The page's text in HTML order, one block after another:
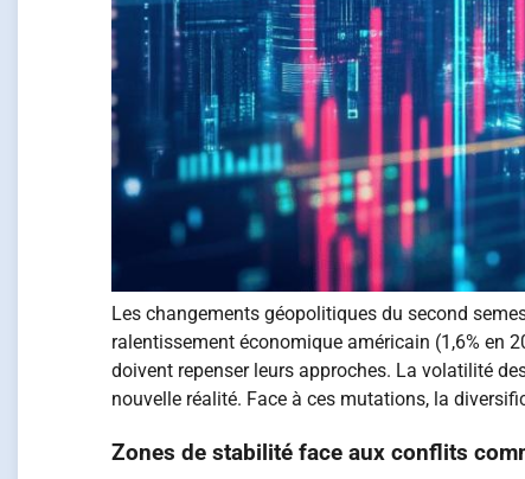
Les changements géopolitiques du second
ralentissement économique américain (1,6% en
doivent repenser leurs approches. La volatilité
nouvelle réalité. Face à ces mutations, la
Zones de stabilité face aux conflits